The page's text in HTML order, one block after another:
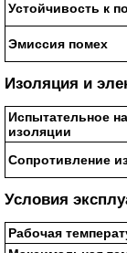
Устойчивость к
Эмиссия помех
Изоляция и
Испытательное
изоляции
Сопротивление
Условия
Рабочая